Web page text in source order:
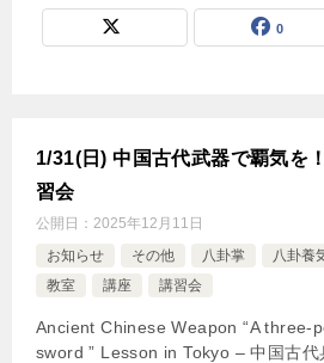
0
1/31(日) 中国古代武器で覇気を
習会
公開日： 2025年12月11日
お知らせ
その他 八卦掌 八卦養
教室
講座 講習会
Ancient Chinese Weapon “A three-
sword ” Lesson in Tokyo – 中国古代